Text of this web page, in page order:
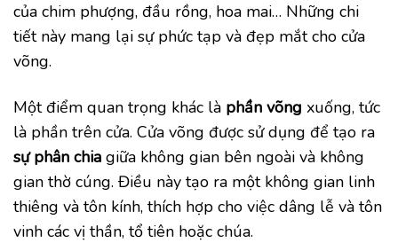
của chim phượng, đầu rồng, hoa mai… Những chi
tiết này mang lại sự phức tạp và đẹp mắt cho cửa
võng.
Một điểm quan trọng khác là phần võng xuống, tức
là phần trên cửa. Cửa võng được sử dụng để tạo ra
sự phân chia giữa không gian bên ngoài và không
gian thờ cúng. Điều này tạo ra một không gian linh
thiêng và tôn kính, thích hợp cho việc dâng lễ và tôn
vinh các vị thần, tổ tiên hoặc chúa.